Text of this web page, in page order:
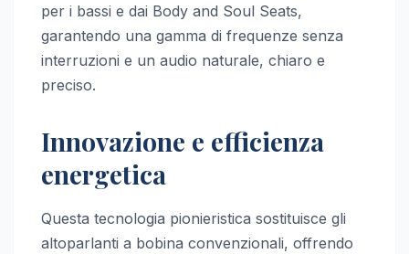
per i bassi e dai Body and Soul Seats,
garantendo una gamma di frequenze senza
interruzioni e un audio naturale, chiaro e
preciso.
Innovazione e efficienza
energetica
Questa tecnologia pionieristica sostituisce gli
altoparlanti a bobina convenzionali, offrendo